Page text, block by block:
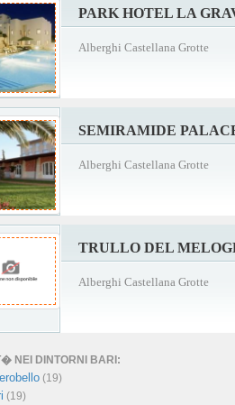
PARK HOTEL LA
Alberghi Castellana Grotte
SEMIRAMIDE
Alberghi Castellana Grotte
TRULLO DEL
Alberghi Castellana Grotte
NEI DINTORNI BARI:
(19)
(19)